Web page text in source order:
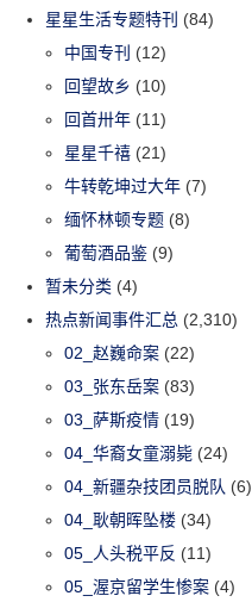
星星生活专题特刊 (84)
中国专刊 (12)
回望故乡 (10)
回首卅年 (11)
星星千禧 (21)
牛转乾坤过大年 (7)
缅怀林顿专题 (8)
葡萄酒品鉴 (9)
暂未分类 (4)
热点新闻事件汇总 (2,310)
02_赵巍命案 (22)
03_张东岳案 (83)
03_萨斯疫情 (19)
04_华裔女童溺毙 (24)
04_新疆杂技团员脱队 (6)
04_耿朝晖坠楼 (34)
05_人头税平反 (11)
05_渥京留学生惨案 (4)